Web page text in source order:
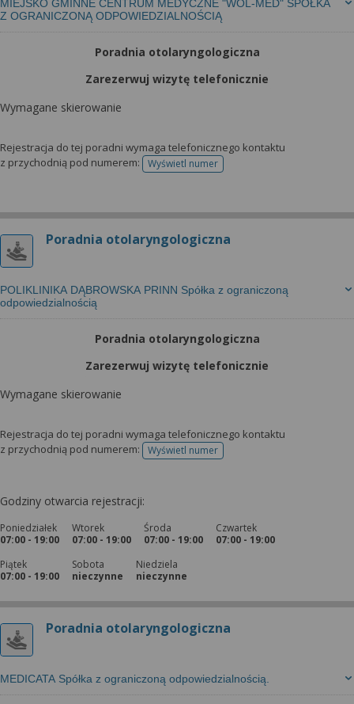
MIEJSKO GMINNE CENTRUM MEDYCZNE "WOL-MED" SPÓŁKA
Z OGRANICZONĄ ODPOWIEDZIALNOŚCIĄ
Poradnia otolaryngologiczna
Zarezerwuj wizytę telefonicznie
Wymagane skierowanie
Rejestracja do tej poradni wymaga telefonicznego kontaktu
z przychodnią pod numerem:
Wyświetl numertelefonu do rejestracji
Poradnia otolaryngologiczna
POLIKLINIKA DĄBROWSKA PRINN Spółka z ograniczoną
odpowiedzialnością
Poradnia otolaryngologiczna
Zarezerwuj wizytę telefonicznie
Wymagane skierowanie
Rejestracja do tej poradni wymaga telefonicznego kontaktu
z przychodnią pod numerem:
Wyświetl numertelefonu do rejestracji
Godziny otwarcia rejestracji:
Poniedziałek
07:00 - 19:00
Wtorek
07:00 - 19:00
Środa
07:00 - 19:00
Czwartek
07:00 - 19:00
Piątek
07:00 - 19:00
Sobota
nieczynne
Niedziela
nieczynne
Poradnia otolaryngologiczna
MEDICATA Spółka z ograniczoną odpowiedzialnością.